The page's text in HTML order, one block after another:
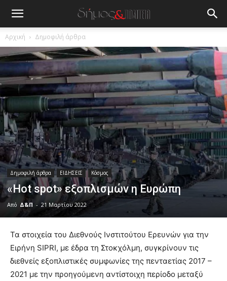
Αρχική Δημοφιλή άρθρα
Δημοφιλή άρθρα ΕΙΔΗΣΕΙΣ Κόσμος
«Ηot spot» εξοπλισμών η Ευρώπη
Από Δ&Π - 21 Μαρτίου 2022
lesbians
very
cam
show.desi
Τα στοιχεία του Διεθνούς Ινστιτούτου Ερευνών για την
Ειρήνη SIPRI, με έδρα τη Στοκχόλμη, συγκρίνουν τις
διεθνείς εξοπλιστικές συμφωνίες της πενταετίας 2017 –
2021 με την προηγούμενη αντίστοιχη περίοδο μεταξύ